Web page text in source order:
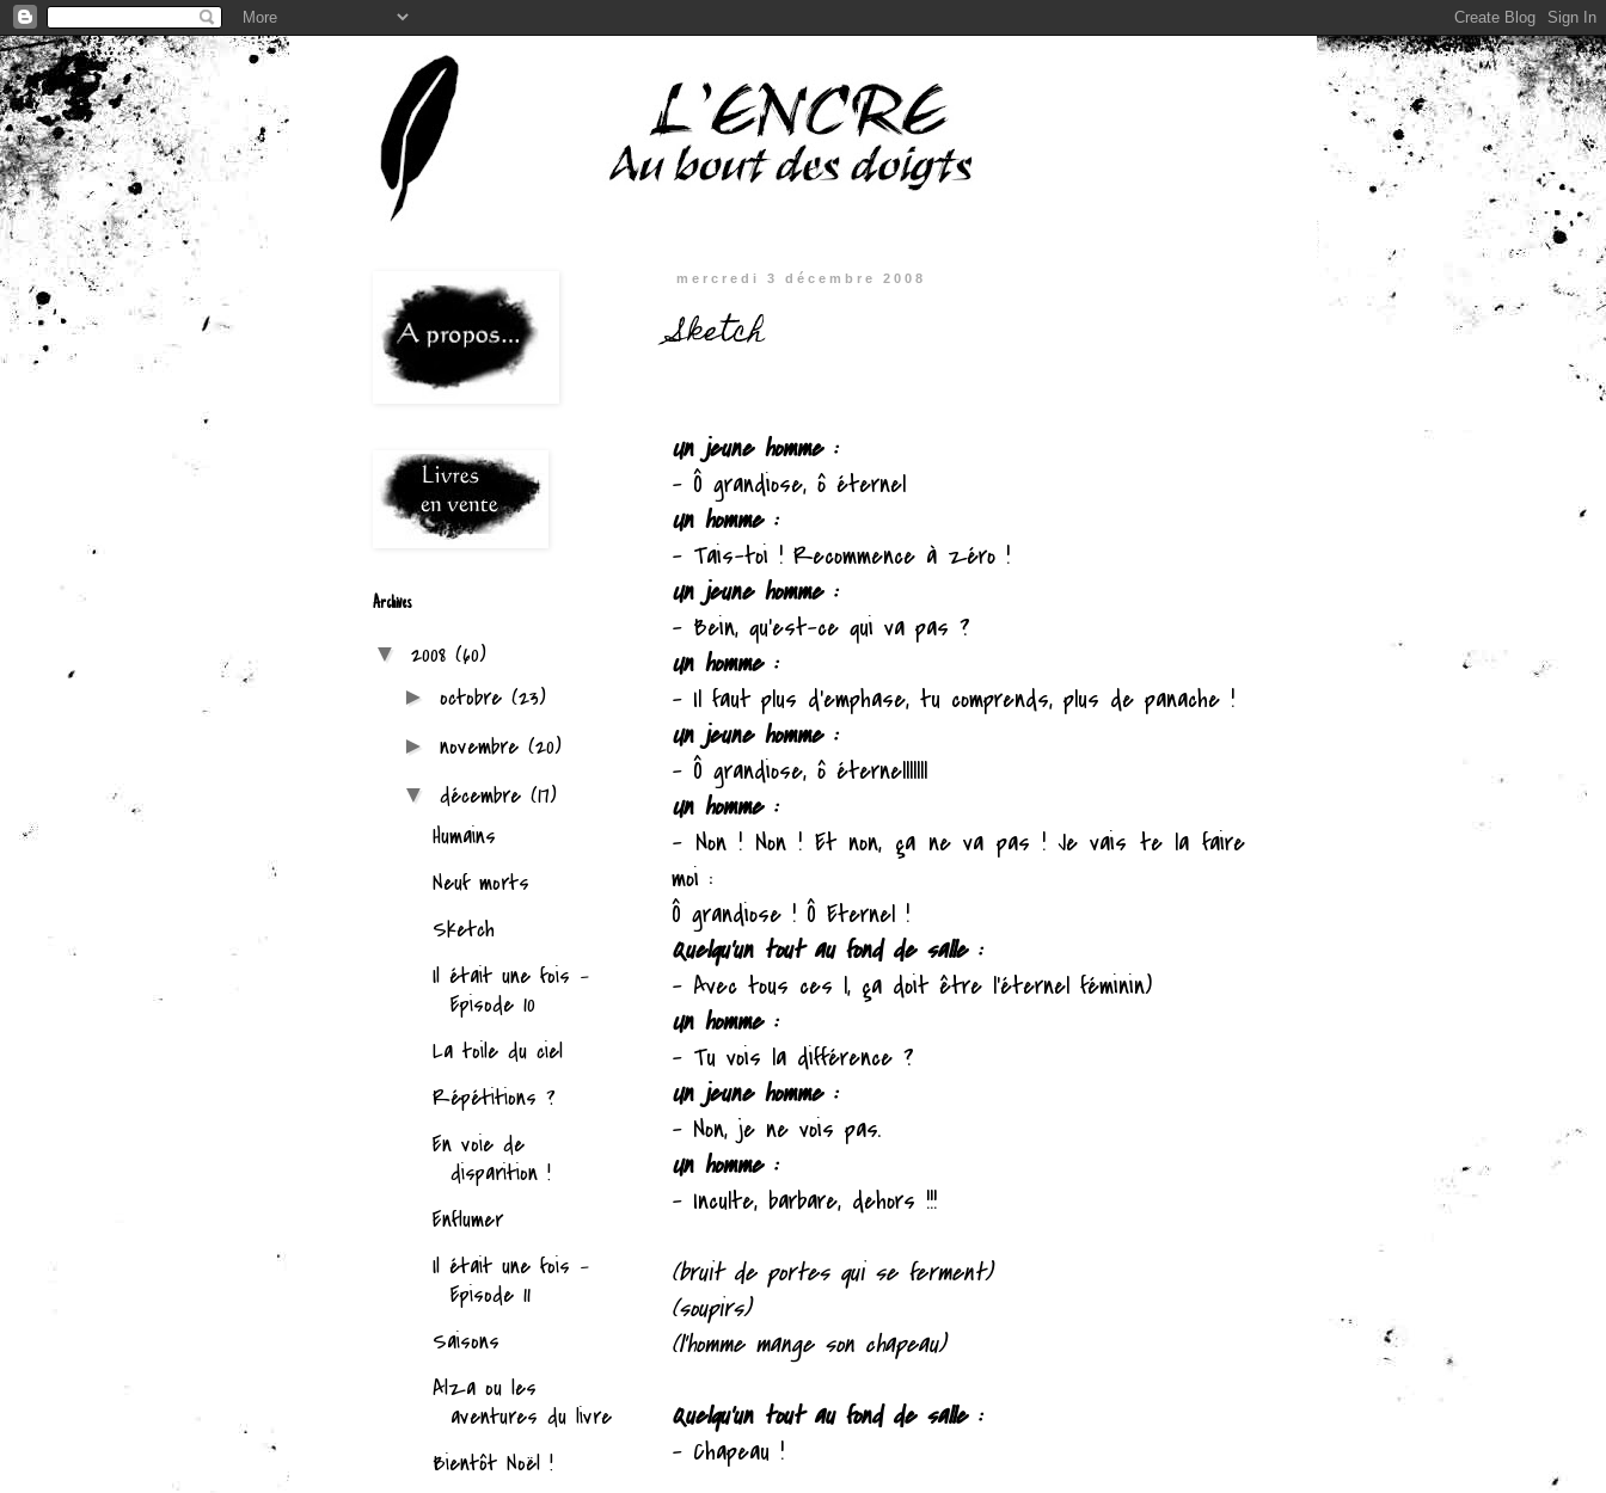
mercredi 3 décembre 2008
Sketch
Un jeune homme :
– Ô grandiose, ô éternel
Un homme :
– Tais-toi ! Recommence à zéro !
Un jeune homme :
– Bein, qu'est-ce qui va pas ?
Un homme :
– Il faut plus d'emphase, tu comprends, plus de panache !
Un jeune homme :
– Ô grandiose, ô éternelllllll
Un homme :
– Non ! Non ! Et non, ça ne va pas ! Je vais te la faire
moi :
Ô grandiose ! Ô Eternel !
Quelqu'un tout au fond de salle :
– Avec tous ces l, ça doit être l'éternel féminin)
Un homme :
– Tu vois la différence ?
Un jeune homme :
– Non, je ne vois pas.
Un homme :
– Inculte, barbare, dehors !!!
(bruit de portes qui se ferment)
(soupirs)
(l'homme mange son chapeau)
Quelqu'un tout au fond de salle :
– Chapeau !
Archives
▼ 2008 (60)
► octobre (23)
► novembre (20)
▼ décembre (17)
Humains
Neuf morts
Sketch
Il était une fois -
Episode 10
La toile du ciel
Répétitions ?
En voie de
disparition !
Enflumer
Il était une fois -
Episode 11
Saisons
Alza ou les
aventures du livre
Bientôt Noël !